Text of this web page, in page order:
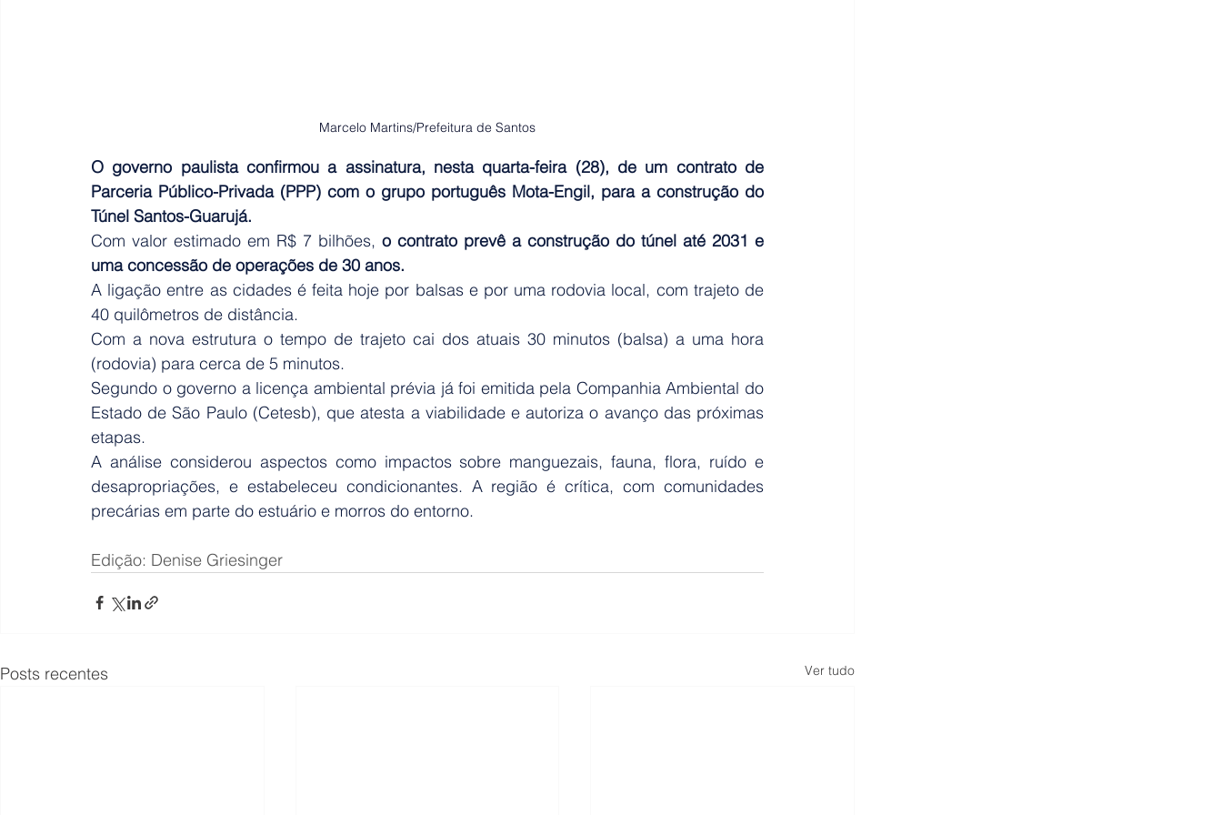
Marcelo Martins/Prefeitura de Santos
O governo paulista confirmou a assinatura, nesta quarta-feira (28), de um contrato de
Parceria Público-Privada (PPP) com o grupo português Mota-Engil, para a construção do
Túnel Santos-Guarujá.
Com valor estimado em R$ 7 bilhões, o contrato prevê a construção do túnel até 2031 e
uma concessão de operações de 30 anos.
A ligação entre as cidades é feita hoje por balsas e por uma rodovia local, com trajeto de
40 quilômetros de distância.
Com a nova estrutura o tempo de trajeto cai dos atuais 30 minutos (balsa) a uma hora
(rodovia) para cerca de 5 minutos.
Segundo o governo a licença ambiental prévia já foi emitida pela Companhia Ambiental do
Estado de São Paulo (Cetesb), que atesta a viabilidade e autoriza o avanço das próximas
etapas.
A análise considerou aspectos como impactos sobre manguezais, fauna, flora, ruído e
desapropriações, e estabeleceu condicionantes. A região é crítica, com comunidades
precárias em parte do estuário e morros do entorno.
Edição: Denise Griesinger
Posts recentes Ver tudo